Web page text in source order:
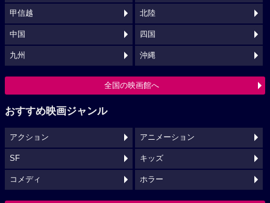
甲信越 北陸
中国 四国
九州 沖縄
全国の映画館へ
おすすめ映画ジャンル
アクション アニメーション
SF キッズ
コメディ ホラー